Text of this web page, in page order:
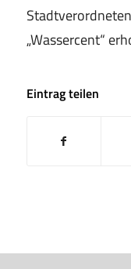
„Wassercent“
Eintrag teilen